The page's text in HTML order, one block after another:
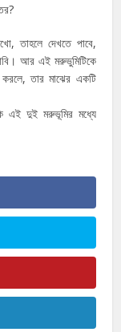
তাহলে দেখতে পাবে,
আর এই মরুভুমিটিকে
তার মাঝের একটি
এই দুই মরুভূমির মধ্যে